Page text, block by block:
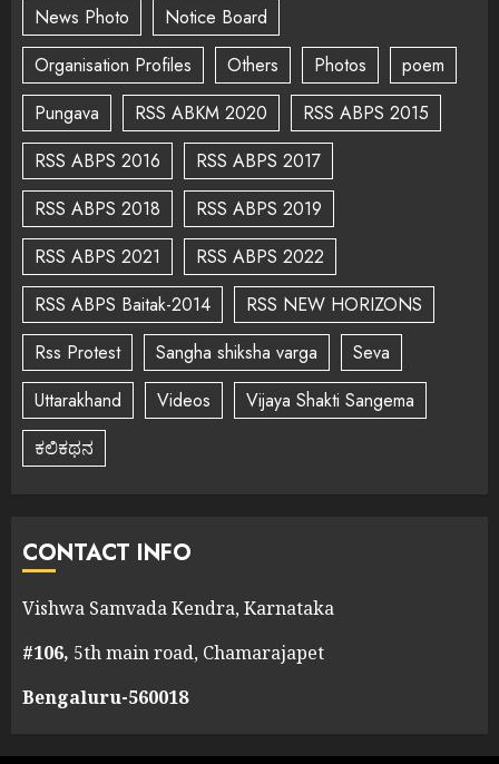
News Photo
Notice Board
Organisation Profiles
Others Photos
poem
Pungava
RSS ABKM 2020
RSS ABPS 2015
RSS ABPS 2016
RSS ABPS 2017
RSS ABPS 2018
RSS ABPS 2019
RSS ABPS 2021
RSS ABPS 2022
RSS ABPS Baitak-2014
RSS NEW HORIZONS
Rss Protest
Sangha shiksha varga
Seva
Uttarakhand
Videos
Vijaya Shakti Sangema
ಕಲಿಕಥನ
CONTACT INFO
Vishwa Samvada Kendra, Karnataka
#106, 5th main road, Chamarajapet
Bengaluru-560018